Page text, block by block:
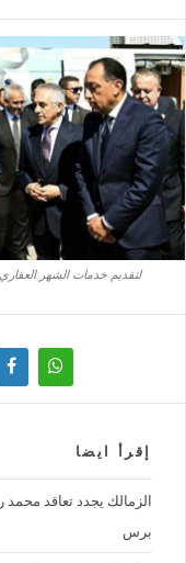
إقرأ ايضا
الزمالك يجدد تعاقد محمد
برس